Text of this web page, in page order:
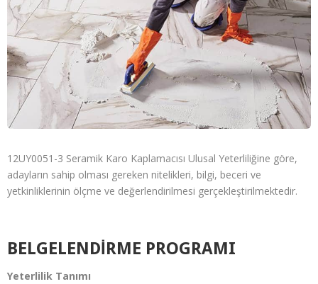
12UY0051-3 Seramik Karo Kaplamacısı Ulusal Yeterliliğine göre,
adayların sahip olması gereken nitelikleri, bilgi, beceri ve
yetkinliklerinin ölçme ve değerlendirilmesi gerçekleştirilmektedir.
BELGELENDİRME PROGRAMI
Yeterlilik Tanımı